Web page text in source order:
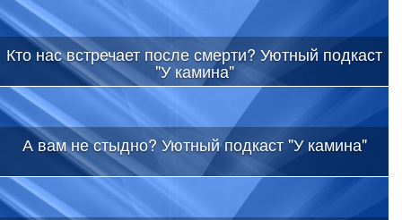
Кто нас встречает после смерти? Уютный подкаст
"У камина"
А вам не стыдно? Уютный подкаст "У камина"